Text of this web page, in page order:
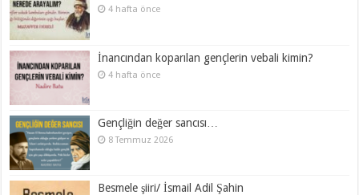
4 hafta önce
İnancından koparılan gençlerin vebali kimin?
4 hafta önce
Gençliğin değer sancısı…
8 Temmuz 2026
Besmele şiiri/ İsmail Adil Şahin